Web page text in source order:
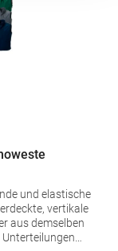
und elastische
aus demselben